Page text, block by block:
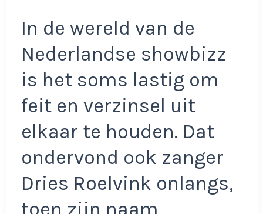
In de wereld van de
Nederlandse showbizz
is het soms lastig om
feit en verzinsel uit
elkaar te houden. Dat
ondervond ook zanger
Dries Roelvink onlangs,
toen zijn naam